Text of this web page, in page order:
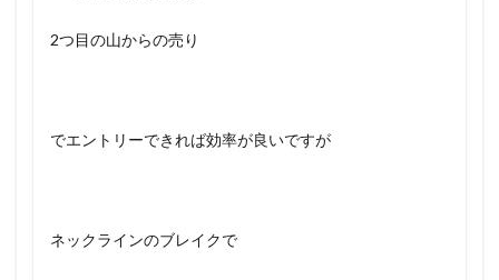
2つ目の山からの売り
でエントリーできれば効率が良いですが
ネックラインのブレイクで